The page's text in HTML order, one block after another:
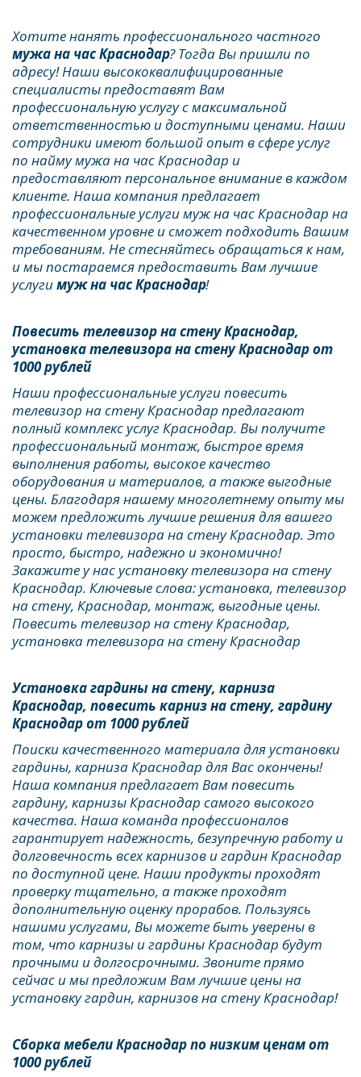
мужа на час Краснодар? Тогда Вы пришли по
адресу! Наши высококвалифицированные
специалисты предоставят Вам
профессиональную услугу с максимальной
ответственностью и доступными ценами. Наши
сотрудники имеют большой опыт в сфере услуг
по найму мужа на час Краснодар и
предоставляют персональное внимание в каждом
клиенте. Наша компания предлагает
профессиональные услуги муж на час Краснодар на
качественном уровне и сможет подходить Вашим
требованиям. Не стесняйтесь обращаться к нам,
и мы постараемся предоставить Вам лучшие
услуги муж на час Краснодар!
Повесить телевизор на стену Краснодар,
установка телевизора на стену Краснодар от
1000 рублей
Наши профессиональные услуги повесить
телевизор на стену Краснодар предлагают
полный комплекс услуг Краснодар. Вы получите
профессиональный монтаж, быстрое время
выполнения работы, высокое качество
оборудования и материалов, а также выгодные
цены. Благодаря нашему многолетнему опыту мы
можем предложить лучшие решения для вашего
установки телевизора на стену Краснодар. Это
просто, быстро, надежно и экономично!
Закажите у нас установку телевизора на стену
Краснодар. Ключевые слова: установка, телевизор
на стену, Краснодар, монтаж, выгодные цены.
Повесить телевизор на стену Краснодар,
установка телевизора на стену Краснодар
Установка гардины на стену, карниза
Краснодар, повесить карниз на стену, гардину
Краснодар от 1000 рублей
Поиски качественного материала для установки
гардины, карниза Краснодар для Вас окончены!
Наша компания предлагает Вам повесить
гардину, карнизы Краснодар самого высокого
качества. Наша команда профессионалов
гарантирует надежность, безупречную работу и
долговечность всех карнизов и гардин Краснодар
по доступной цене. Наши продукты проходят
проверку тщательно, а также проходят
дополнительную оценку прорабов. Пользуясь
нашими услугами, Вы можете быть уверены в
том, что карнизы и гардины Краснодар будут
прочными и долгосрочными. Звоните прямо
сейчас и мы предложим Вам лучшие цены на
установку гардин, карнизов на стену Краснодар!
Сборка мебели Краснодар по низким ценам от
1000 рублей